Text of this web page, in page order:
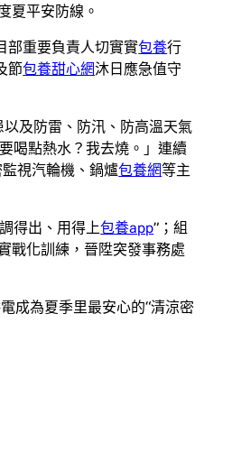
夏平安防線。
部重要負責人切實實包養行
節包養甜心網沐日應急值守
及防雷、防汛、防高溫天氣
喝點熱水？我去燒。」連續
視汽輪機、鍋爐包養網等主
得出、用得上包養app”；組
戰化訓練，晉陞突發事務處
成為夏季里最安心的“清涼密